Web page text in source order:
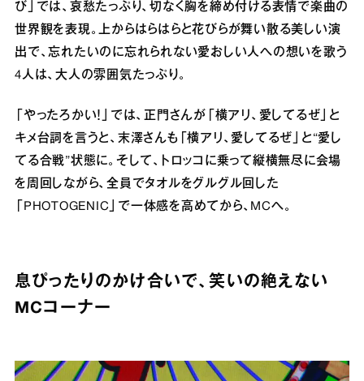
び」では、哀愁たっぷり、切なく胸を締め付ける表情で楽曲の
世界観を表現。上からはらはらと花びらが舞い散る美しい演
出で、忘れたいのに忘れられない愛おしい⼈への想いを歌う
4⼈は、⼤⼈の雰囲気たっぷり。
「やったろかい！」では、正⾨さんが「横アリ、愛してるぜ」と
キメ台詞を⾔うと、末澤さんも「横アリ、愛してるぜ」と“愛し
てる合戦”状態に。そして、トロッコに乗って縦横無尽に会場
を周回しながら、全員でタオルをグルグル回した
「PHOTOGENIC」で⼀体感を⾼めてから、MCへ。
息ぴったりのかけ合いで、笑いの絶えない
MCコーナー